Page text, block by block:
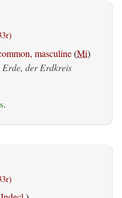
masculine(Mi)
Erde, der Erdkreis
.